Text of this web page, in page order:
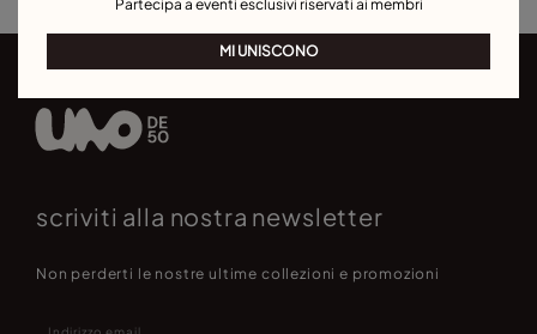
scriviti alla nostra newsletter
Non perderti le nostre ultime collezioni e promozioni
Partecipa a eventi esclusivi riservati ai membri
MI UNISCONO